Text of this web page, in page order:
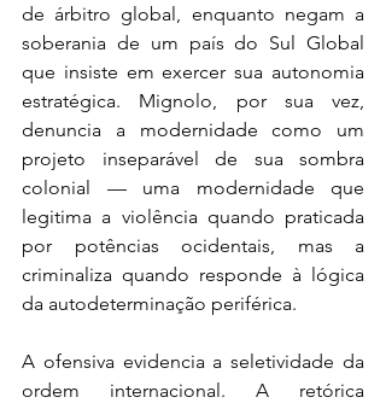
de árbitro global, enquanto negam a
soberania de um país do Sul Global
que insiste em exercer sua autonomia
estratégica. Mignolo, por sua vez,
denuncia a modernidade como um
projeto inseparável de sua sombra
colonial — uma modernidade que
legitima a violência quando praticada
por potências ocidentais, mas a
criminaliza quando responde à lógica
da autodeterminação periférica.
A ofensiva evidencia a seletividade da
ordem internacional. A retórica